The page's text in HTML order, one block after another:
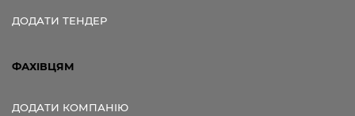
ДОДАТИ ТЕНДЕР
ФАХІВЦЯМ
ДОДАТИ КОМПАНІЮ